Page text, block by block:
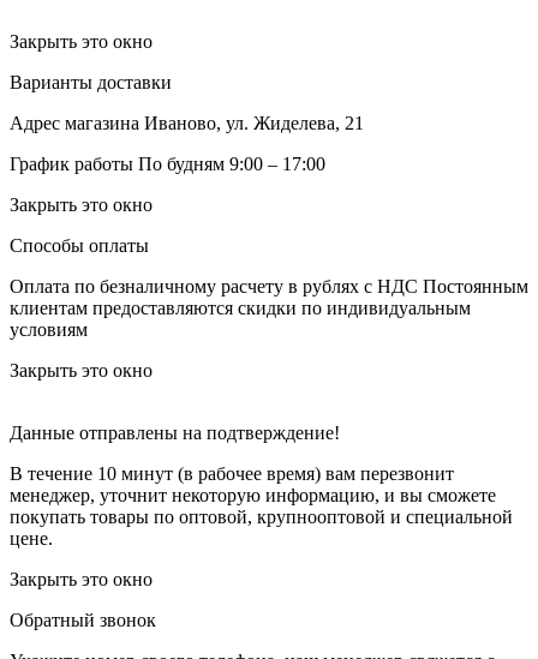
Закрыть это окно
Варианты доставки
Адрес магазина Иваново, ул. Жиделева, 21
График работы По будням 9:00 – 17:00
Закрыть это окно
Способы оплаты
Оплата по безналичному расчету в рублях с НДС Постоянным
клиентам предоставляются скидки по индивидуальным
условиям
Закрыть это окно
Данные отправлены на подтверждение!
В течение 10 минут (в рабочее время) вам перезвонит
менеджер, уточнит некоторую информацию, и вы сможете
покупать товары по оптовой, крупнооптовой и специальной
цене.
Закрыть это окно
Обратный звонок